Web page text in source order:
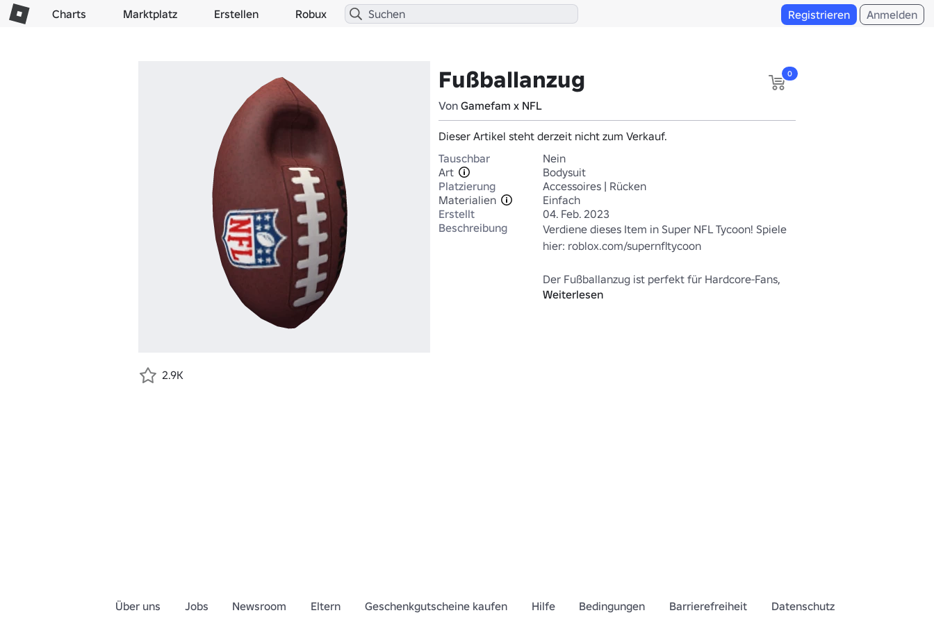
Charts Marktplatz Erstellen Robux Registrieren Anmelden
Fußballanzug
Von Gamefam x NFL
0
Dieser Artikel steht derzeit nicht zum Verkauf.
Tauschbar
Nein
Art
Bodysuit
Platzierung
Accessoires | Rücken
Materialien
Einfach
Erstellt
04. Feb. 2023
Beschreibung
Verdiene dieses Item in Super NFL Tycoon! Spiele
hier: roblox.com/supernfltycoon
Der Fußballanzug ist perfekt für Hardcore-Fans,
das gewagte und sportliche Design zeichnet dich
Weiterlesen
2.9K
Über uns Jobs Newsroom Eltern Geschenkgutscheine kaufen Hilfe Bedingungen Barrierefreiheit Datenschutz